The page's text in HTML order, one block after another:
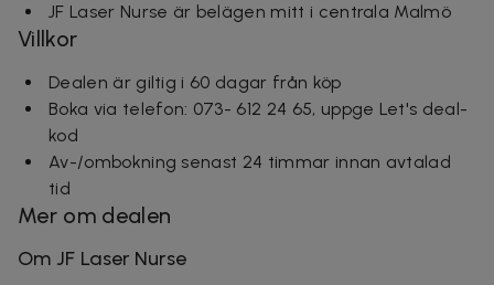
JF Laser Nurse är belägen mitt i centrala Malmö
Villkor
Dealen är giltig i 60 dagar från köp
Boka via telefon: 073- 612 24 65, uppge Let's deal-
kod
Av-/ombokning senast 24 timmar innan avtalad
tid
Mer om dealen
Om JF Laser Nurse